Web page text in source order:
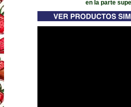
en la parte